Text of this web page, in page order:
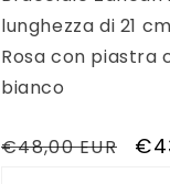
g
r
i
lunghezza di 21
Rosa con piastra
bianco
Prezzo
€48,00 EUR